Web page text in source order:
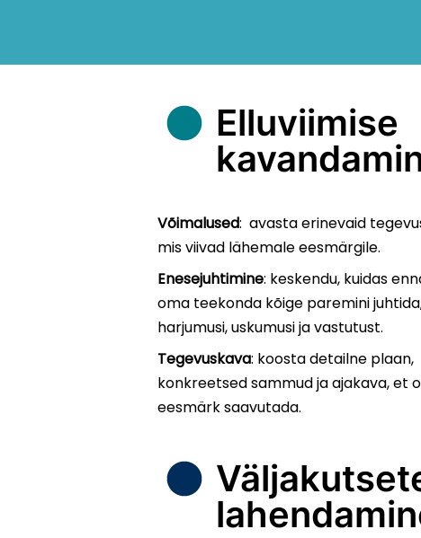
Elluviimise
Võimalused: avasta erinevaid
mis viivad lähemale eesmärgile.
Enesejuhtimine: keskendu, kuidas
oma teekonda kõige paremini
harjumusi, uskumusi ja vastutust.
Tegevuskava: koosta detailne plaan,
konkreetsed sammud ja ajakava, et
eesmärk saavutada.